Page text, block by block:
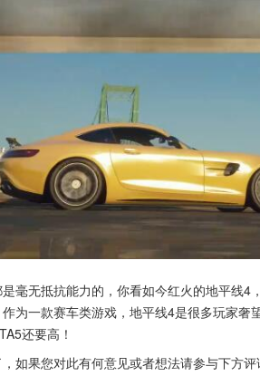
毫无抵抗能力的，你看如今红火的地平线4
为一款赛车类游戏，地平线4是很多玩家
还要高！
如果您对此有何意见或者想法请参与下方评